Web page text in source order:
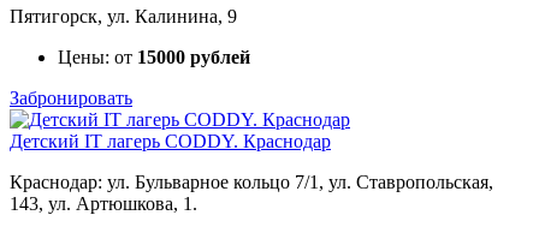
Пятигорск, ул. Калинина, 9
Цены: от 15000 рублей
Забронировать
Детский IT лагерь CODDY. Краснодар
Краснодар: ул. Бульварное кольцо 7/1, ул. Ставропольская,
143, ул. Артюшкова, 1.